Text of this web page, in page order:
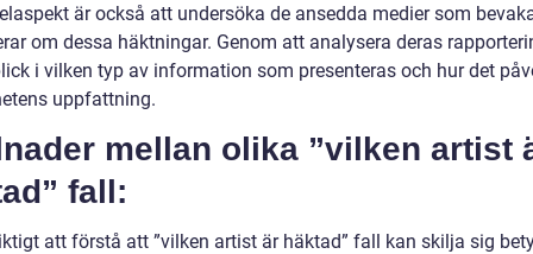
är också att undersöka de ansedda medier som
om dessa häktningar. Genom att analysera deras
i vilken typ av information som presenteras och hur det
uppfattning.
mellan olika ”vilken artist
fall:
att förstå att ”vilken artist är häktad” fall kan skilja sig